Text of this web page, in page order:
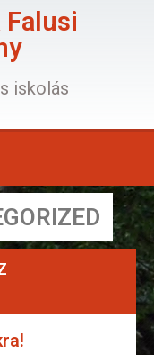
Falusi
iskolás